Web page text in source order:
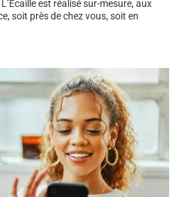
est réalisé sur-mesure, aux
soit près de chez vous, soit en